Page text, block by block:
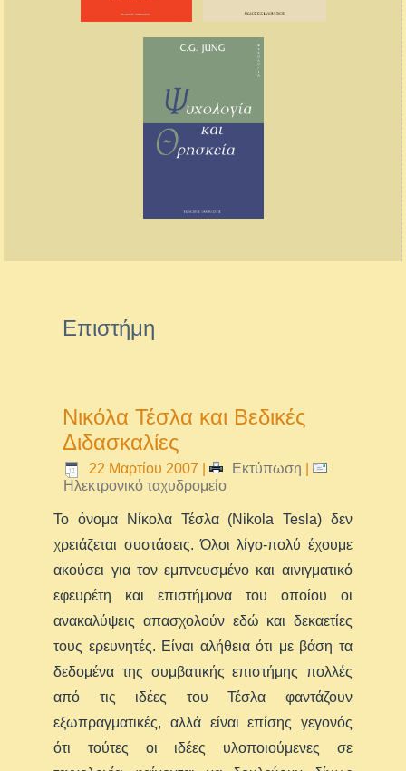
Επιστήμη
Νικόλα Τέσλα και Βεδικές
Διδασκαλίες
22 Μαρτίου 2007 | Εκτύπωση
Ηλεκτρονικό ταχυδρομείο
Το όνομα Νίκολα Τέσλα (Nikola Tesla)δεν
χρειάζεται συστάσεις. Όλοι λίγο-πολύ έχουμε
ακούσει για τον εμπνευσμένο και αινιγματικό
εφευρέτη και επιστήμονα του οποίου οι
ανακαλύψεις απασχολούν εδώ και δεκαετίες
τους ερευνητές. Είναι αλήθεια ότι με βάση τα
δεδομένα της συμβατικής επιστήμης πολλές
από τις ιδέες του Τέσλα φαντάζουν
εξωπραγματικές, αλλά είναι επίσης γεγονός
ότι τούτες οι ιδέες υλοποιούμενες σε